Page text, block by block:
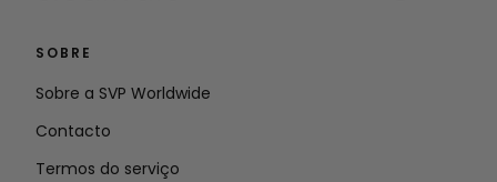
SOBRE
Sobre a SVP Worldwide
Contacto
Termos do serviço